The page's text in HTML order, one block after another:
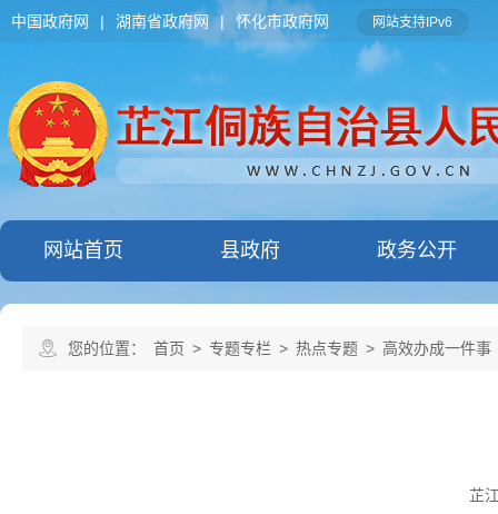
中国政府网 | 湖南省政府网 | 怀化市政府网 网站支持IPv6
网站首页 县政府 政务公开
您的位置： 首页 > 专题专栏 > 热点专题 > 高效办成一件事
芷